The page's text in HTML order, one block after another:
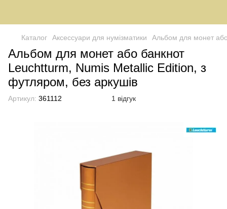
Каталог Аксессуари для нумізматики Альбом для монет
Альбом для монет або банкнот
Leuchtturm, Numis Metallic Edition, з
футляром, без аркушів
Артикул: 361112 1 відгук